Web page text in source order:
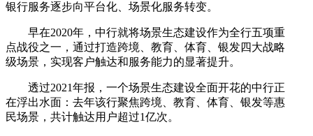
银行服务逐步向平台化、场景化服务转变。
早在2020年，中行就将场景生态建设作为全行五项重
点战役之一，通过打造跨境、教育、体育、银发四大战略
级场景，实现客户触达和服务能力的显著提升。
透过2021年报，一个场景生态建设全面开花的中行正
在浮出水面：去年该行聚焦跨境、教育、体育、银发等惠
民场景，共计触达用户超过1亿次。